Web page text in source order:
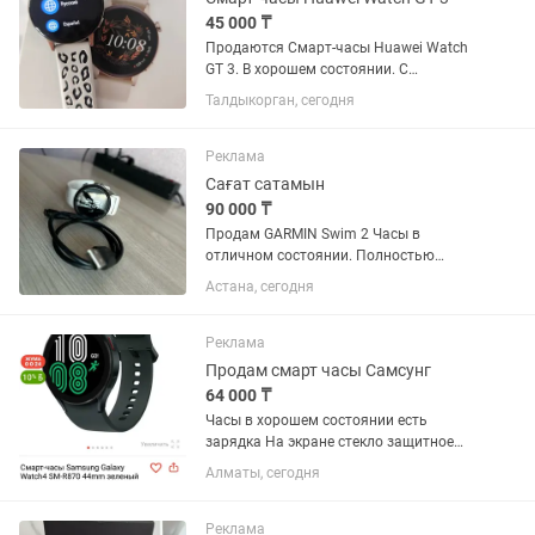
45 000 ₸
Продаются Смарт-часы Huawei Watch
GT 3. В хорошем состоянии. С
коробкой, зарядкой, ремешком.
Отлично работают, батарею держит 6-
Талдыкорган, сегодня
Реклама
Сағат сатамын
90 000 ₸
Продам GARMIN Swim 2 Часы в
отличном состоянии. Полностью
исправны, работают без каких-либо
проблем. ✅ Без царапин ✅ В ремонте
отлично ✅ Аккумулятор держит
заряд...
Астана, сегодня
Реклама
Продам смарт часы Самсунг
64 000 ₸
Часы в хорошем состоянии есть
зарядка На экране стекло защитное
Работают отлично все функции есть
сообщение Календарь пульс покупали
Лежат без дело
Алматы, сегодня
Реклама